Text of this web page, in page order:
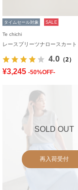
タイムセール対象 SALE
Te chichi
4.0 （2）
¥3,245 -50%OFF-
SOLD OUT
再入荷受付